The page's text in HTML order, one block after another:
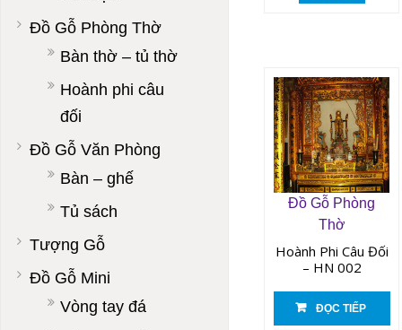
Đồ Gỗ Phòng
Thờ
Hoành Phi Câu Đối
– HN 002
ĐỌC TIẾP
Đồ Gỗ Phòng Thờ
Bàn thờ – tủ thờ
Hoành phi câu
đối
Đồ Gỗ Văn Phòng
Bàn – ghế
Tủ sách
Tượng Gỗ
Đồ Gỗ Mini
Vòng tay đá